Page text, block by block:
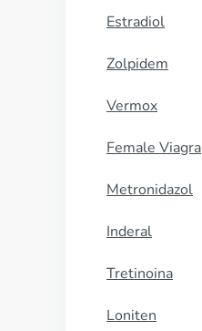
Estradiol
Zolpidem
Vermox
Female Viagra
Metronidazol
Inderal
Tretinoina
Loniten